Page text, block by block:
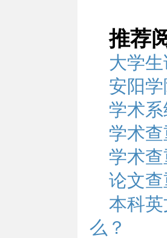
推荐
大学
安阳
学术
学术
学术
论文
本科
么？